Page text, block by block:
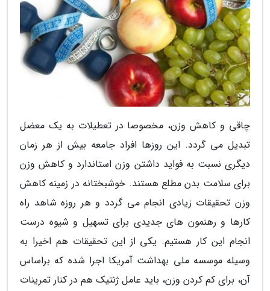
چاقی و کاهش وزن، مخصوصا در تعطیلات به یک معضل
تبدیل می گردد. این روزها افراد جامعه بیش از هر زمان
دیگری نسبت به فواید داشتن وزن استاندارد و کاهش وزن
برای سلامت بدن مطلع هستند. خوشبختانه در زمینه کاهش
وزن تحقیقات زیادی انجام می گردد و هر روزه شاهد راه
کارها و رهنمون های جدیدی برای تسهیل و شیوه درست
انجام این کار هستیم. یکی از این تحقیقات هم اخیرا به
وسیله موسسه ملی بهداشت آمریکا اجرا شده که براساس
آن، برای کم کردن وزن، باید عامل ژنتیک هم در کنار تمرینات